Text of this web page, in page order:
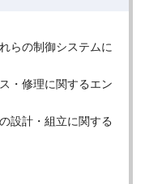
らの制御システムに
・修理に関するエン
設計・組立に関する